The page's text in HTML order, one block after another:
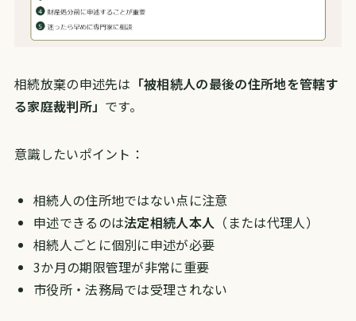
相続放棄の申述先は 「被相続人の最後の住所地を管轄す
る家庭裁判所」 です。
意識したいポイント：
相続人の住所地ではない点に注意
申述できるのは法定相続人本人 （または代理人）
相続人ごとに個別に申述が必要
3か月の期限管理が非常に重要
市役所・法務局では受理されない